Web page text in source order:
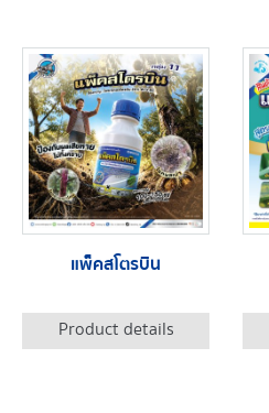
แพ็คสโตรบิน
Product details